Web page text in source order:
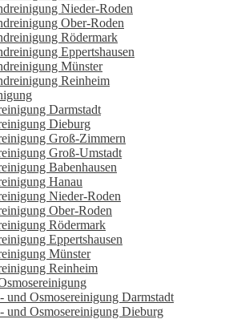
Nieder-Roden
Ober-Roden
Rödermark
Eppertshausen
Münster
Reinheim
Darmstadt
Dieburg
Groß-Zimmern
Groß-Umstadt
Babenhausen
Hanau
Nieder-Roden
Ober-Roden
Rödermark
Eppertshausen
Münster
Reinheim
und Osmosereinigung Darmstadt
und Osmosereinigung Dieburg